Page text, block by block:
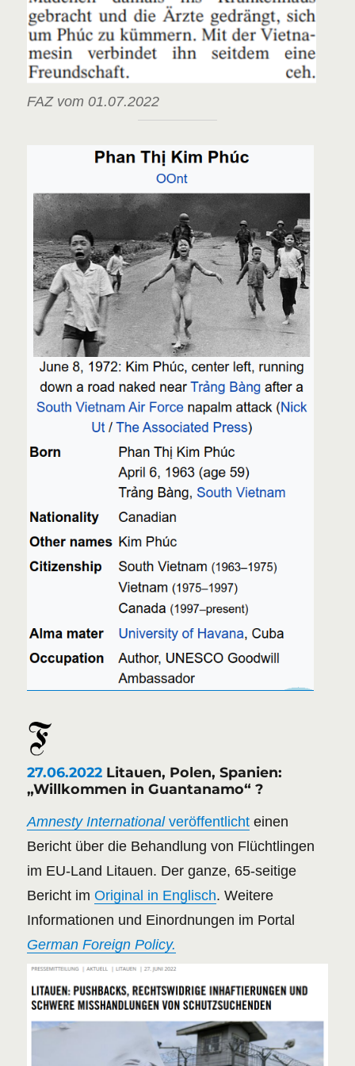
FAZ vom 01.07.2022
27.06.2022 Litauen, Polen, Spanien:
„Willkommen in Guantanamo“ ?
Amnesty Internationalveröffentlicht einen
Bericht über die Behandlung von Flüchtlingen
im EU-Land Litauen. Der ganze, 65-seitige
Bericht imOriginal in Englisch. Weitere
Informationen und Einordnungen im Portal
German Foreign Policy.